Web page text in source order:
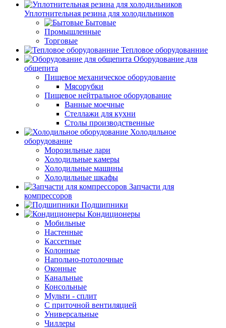
Уплотнительная резина для холодильников
Бытовые
Промышленные
Торговые
Тепловое оборудованние
Оборудование для
общепита
Пищевое механическое оборудование
Мясорубки
Пищевое нейтральное оборудование
Ванные моечные
Стеллажи для кухни
Столы производственные
Холодильное
оборудование
Морозильные лари
Холодильные камеры
Холодильные машины
Холодильные шкафы
Запчасти для
компрессоров
Подшипники
Кондиционеры
Мобильные
Настенные
Кассетные
Колонные
Напольно-потолочные
Оконные
Канальные
Консольные
Мульти - сплит
С приточной вентиляцией
Универсальные
Чиллеры